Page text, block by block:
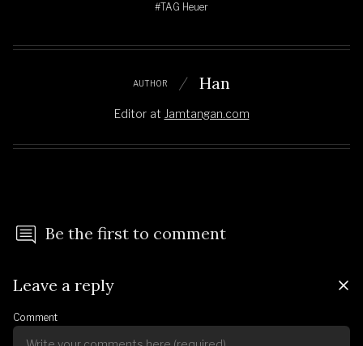
#TAG Heuer
AUTHOR Han
Editor at Jamtangan.com
Be the first to comment
Leave a reply
Comment